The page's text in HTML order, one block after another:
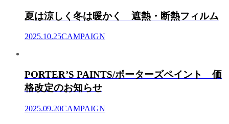
夏は涼しく冬は暖かく 遮熱・断熱フィルム
2025.10.25CAMPAIGN
PORTER’S PAINTS/ポーターズペイント 価
格改定のお知らせ
2025.09.20CAMPAIGN